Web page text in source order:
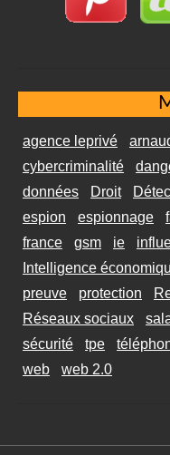
agence leprivé
cybercriminalité
données
Droit
espion
espionnage
france
gsm ie
Intelligence
preuve
protection
Réseaux sociaux
sécurité
tpe
web
web 2.0